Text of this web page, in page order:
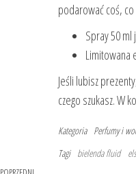
podarować coś,
Spray 50 ml
Limitowana
Jeśli lubisz
czego szukasz. W
Kategoria Perfumy i
Tagi bielenda fluid